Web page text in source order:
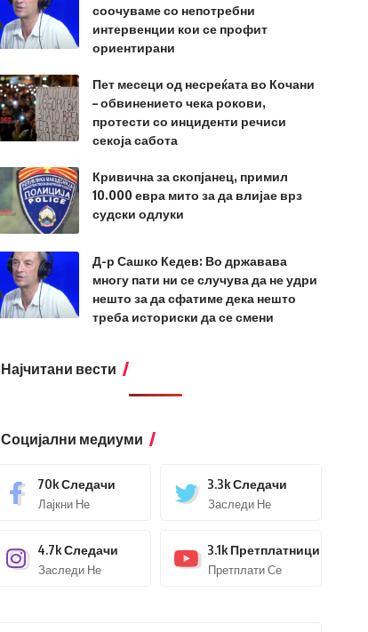
соочуваме со непотребни
интервенции кои се профит
ориентирани
Пет месеци од несреќата во Кочани
– обвинението чека рокови,
протести со инциденти речиси
секоја сабота
Кривична за скопјанец, примил
10.000 евра мито за да влијае врз
судски одлуки
Д-р Сашко Кедев: Во државава
многу пати ни се случува да не удри
нешто за да сфатиме дека нешто
треба историски да се смени
Најчитани вести
Социјални медиуми
70kСледачи
Лајкни Не
3.3kСледачи
Заследи Не
4.7kСледачи
Заследи Не
3.1k Претплатници
Претплати Се